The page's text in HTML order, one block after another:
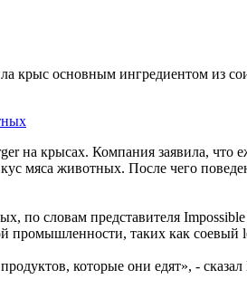
крыс основным ингредиентом из
на крысах. Компания заявила, что
мяса животных. После чего
по словам представителя
промышленности, таких как cоевый
которые они едят», -